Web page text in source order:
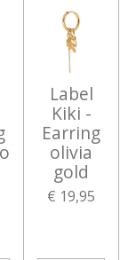
Label
Kiki -
Earring
olivia
gold
€ 19,95